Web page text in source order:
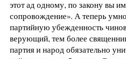
этот ад одному, по закону вы
сопровождение». А теперь
партийную убежденность
верующий, тем более
партия и народ обязательно